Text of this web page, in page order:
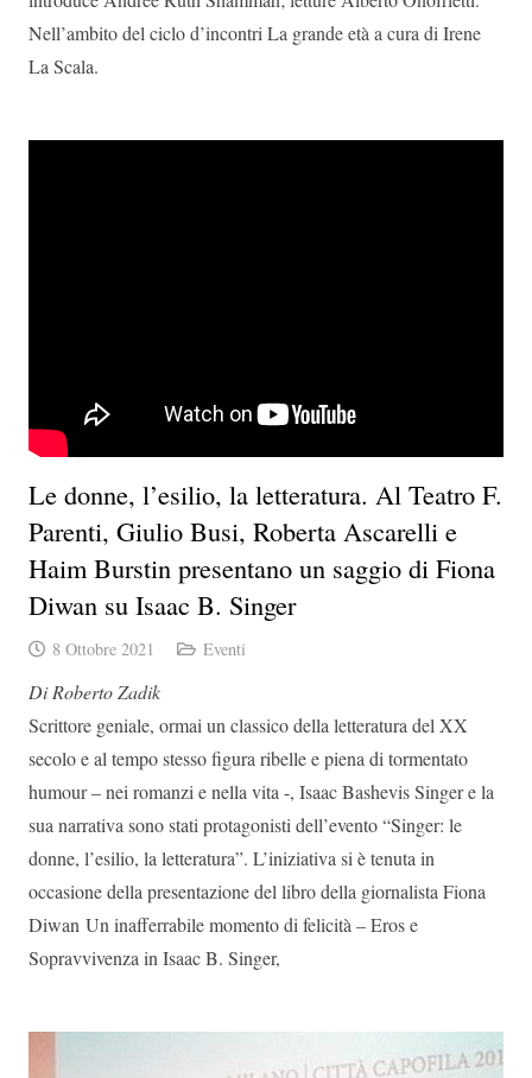
Nell’ambito del ciclo d’incontri La grande età a cura di Irene
La Scala.
Le donne, l’esilio, la letteratura. Al Teatro F.
Parenti, Giulio Busi, Roberta Ascarelli e
Haim Burstin presentano un saggio di Fiona
Diwan su Isaac B. Singer
8 Ottobre 2021 Eventi
Di Roberto Zadik
Scrittore geniale, ormai un classico della letteratura del XX
secolo e al tempo stesso figura ribelle e piena di tormentato
humour – nei romanzi e nella vita -, Isaac Bashevis Singer e la
sua narrativa sono stati protagonisti dell’evento “Singer: le
donne, l’esilio, la letteratura”. L’iniziativa si è tenuta in
occasione della presentazione del libro della giornalista Fiona
Diwan Un inafferrabile momento di felicità – Eros e
Sopravvivenza in Isaac B. Singer,